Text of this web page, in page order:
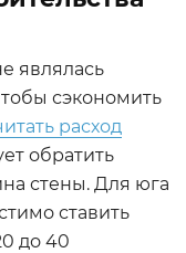
являлась
сэкономить
расход
обратить
стены. Для юга
ставить
до 40